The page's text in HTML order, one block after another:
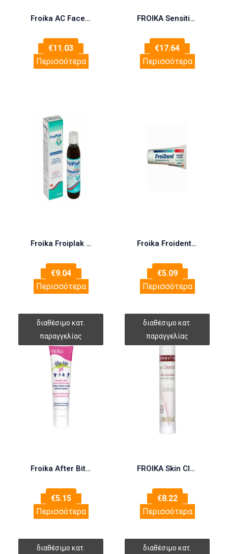
Froika AC Face Lotion F 200ml (Αντιμικροβιακή Λοσιόν Προσώπου – Λιπαρότητα)
€11.03
Περισσότερα
FROIKA Sensitive Face Cream Rich 40ml
€17.64
Περισσότερα
Froika Froiplak Fluor 250ml (Στοματικό Διάλυμα)
€9.04
Περισσότερα
Froika Froident Toothpaste 75ml (Αντιβακτηριακή Οδοντόκρεμα)
€5.09
Περισσότερα
Froika After Bite Gel 40ml (Τζελ για μετά το Τσίμπημα Εντόμων)
€5.15
Περισσότερα
FROIKA Skin Cleanser Superfatting 200ml
€8.22
Περισσότερα